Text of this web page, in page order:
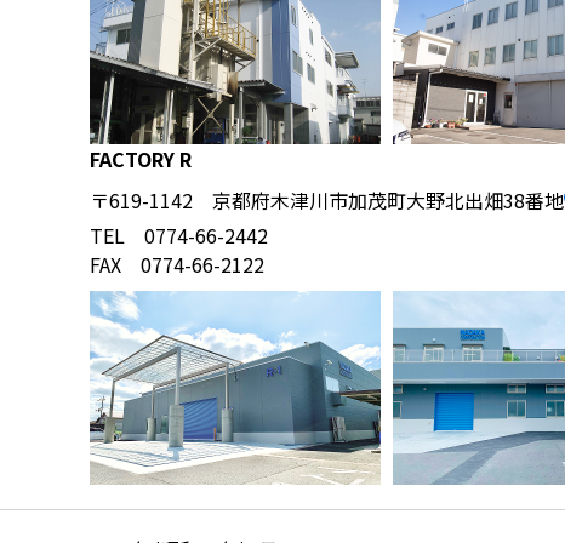
FACTORY R
〒619-1142 京都府木津川市加茂町大野北出畑38番地
TEL 0774-66-2442
FAX 0774-66-2122